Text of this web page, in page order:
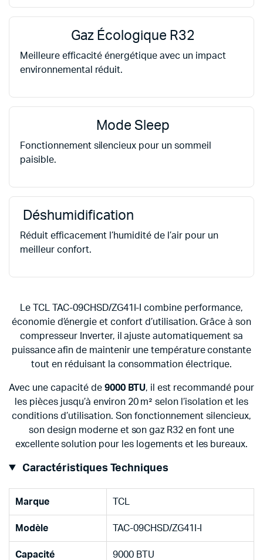
Gaz Écologique R32
Meilleure efficacité énergétique avec un impact
environnemental réduit.
Mode Sleep
Fonctionnement silencieux pour un sommeil
paisible.
Déshumidification
Réduit efficacement l’humidité de l’air pour un
meilleur confort.
Le TCL TAC-09CHSD/ZG41I-I combine performance,
économie d’énergie et confort d’utilisation. Grâce à son
compresseur Inverter, il ajuste automatiquement sa
puissance afin de maintenir une température constante
tout en réduisant la consommation électrique.
Avec une capacité de 9000 BTU, il est recommandé pour
les pièces jusqu’à environ 20 m² selon l’isolation et les
conditions d’utilisation. Son fonctionnement silencieux,
son design moderne et son gaz R32 en font une
excellente solution pour les logements et les bureaux.
Caractéristiques Techniques
Marque TCL
Modèle TAC-09CHSD/ZG41I-I
Capacité 9000 BTU